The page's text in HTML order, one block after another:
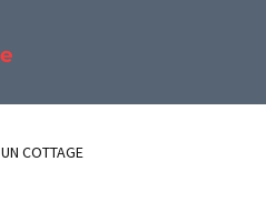
COTTAGE